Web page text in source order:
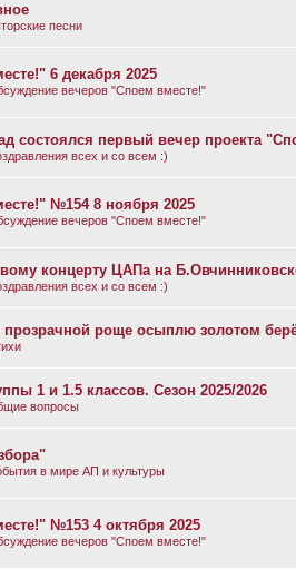
песни
6 декабря 2025
вечеров "Споем вместе!"
состоялся первый вечер проекта
всех и со всем :)
№154 8 ноября 2025
вечеров "Споем вместе!"
концерту ЦАПа на
всех и со всем :)
прозрачной роще осыплю золотом
1 и 1.5 классов. Сезон 2025/2026
вопросы
в мире АП и культуры
№153 4 октября 2025
вечеров "Споем вместе!"